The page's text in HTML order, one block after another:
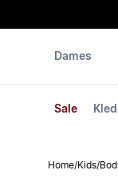
Dames
Sale
Home/Kids/